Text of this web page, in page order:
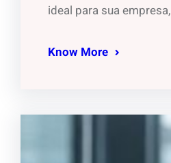
ideal para sua
Know More